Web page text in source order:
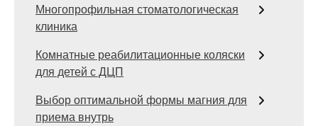
Многопрофильная стоматологическая
клиника
Комнатные реабилитационные коляски
для детей с ДЦП
Выбор оптимальной формы магния для
приема внутрь